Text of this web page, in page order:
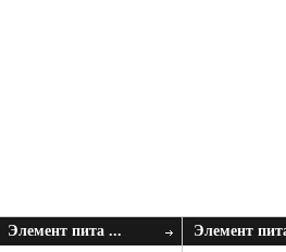
Элемент пита ... Элемент